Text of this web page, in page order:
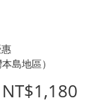
島地區）
NT$1,180